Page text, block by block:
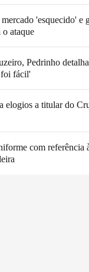
'esquecido' e
o ataque
Pedrinho
fácil'
elogios a titular do
com referência